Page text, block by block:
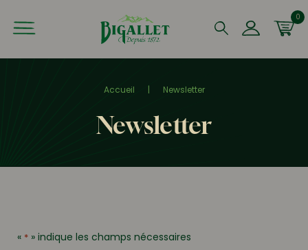
Que recherchez-vous ?
0
Accueil | Newsletter
Newsletter
« * » indique les champs nécessaires